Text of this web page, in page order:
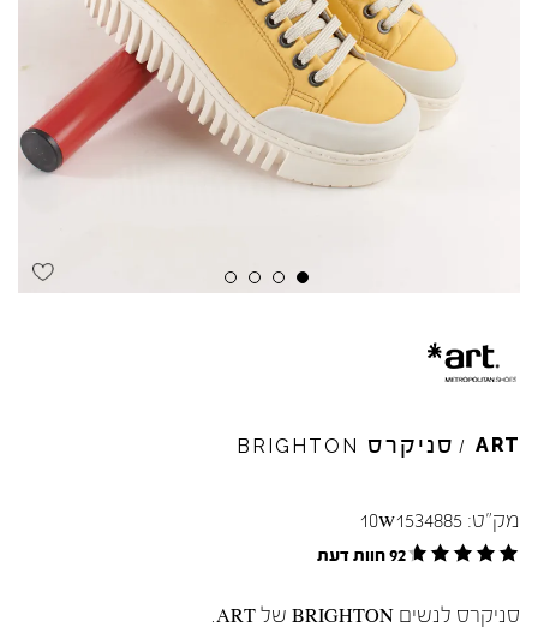
ART
/ סניקרס BRIGHTON
מק"ט: 10w1534885
92 חוות דעת
סניקרס לנשים BRIGHTON של ART.